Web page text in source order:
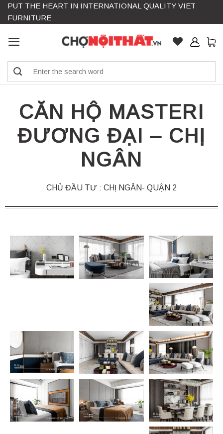
Skip
PUT THE HEART IN INTERNATIONAL QUALITY VIET
FURNITURE
CĂN HỘ MASTERI
ĐƯƠNG ĐẠI – CHỊ
NGÂN
CHỦ ĐẦU TƯ : CHỊ NGÂN- QUẬN 2